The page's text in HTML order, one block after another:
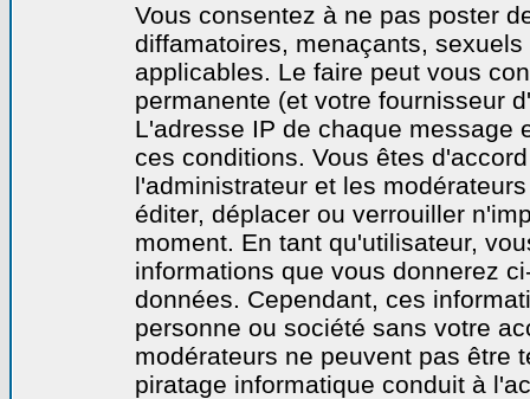
Vous consentez à ne pas poster
diffamatoires, menaçants,
applicables. Le faire peut vous
permanente (et votre fournisseur
L'adresse IP de chaque message
ces conditions. Vous êtes
l'administrateur et les
éditer, déplacer ou verrouiller
moment. En tant qu'utilisateur,
informations que vous donnerez
données. Cependant, ces
personne ou société sans votre
modérateurs ne peuvent pas être
piratage informatique conduit à